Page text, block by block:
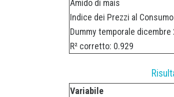
Amido di mais
Indice dei Prezzi al
Dummy temporale
R² corretto: 0.929
Variabile